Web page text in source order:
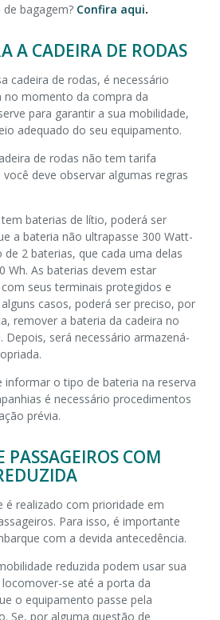
bagagem? Confira aqui.
A CADEIRA DE RODAS
cadeira de rodas, é necessário
no momento da compra da
para garantir a sua mobilidade,
adequado do seu equipamento.
de rodas não tem tarifa
deve observar algumas regras
baterias de lítio, poderá ser
a bateria não ultrapasse 300 Watt-
2 baterias, que cada uma delas
Wh. As baterias devem estar
seus terminais protegidos e
casos, poderá ser preciso, por
remover a bateria da cadeira no
será necessário armazená-
informar o tipo de bateria na reserva
é necessário procedimentos
prévia.
PASSAGEIROS COM
é realizado com prioridade em
Para isso, é importante
com a devida antecedência.
reduzida podem usar sua
se até a porta da
o equipamento passe pela
Se, por alguma questão de